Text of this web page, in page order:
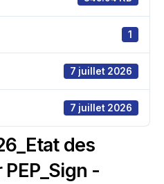
1
7 juillet 2026
7 juillet 2026
des
-